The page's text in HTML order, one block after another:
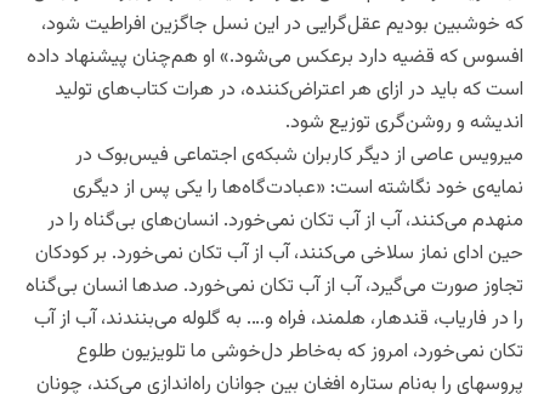
که خوشبین بودیم عقل‌گرایی در این نسل جاگزین افراطیت شود،
افسوس که قضیه دارد برعکس می‌شود.» او هم‌چنان پیشنهاد داده
است که باید در ازای هر اعتراض‌کننده‌، در هرات کتاب‌های تولید
اندیشه و روشن‌گری توزیع شود.
میرویس عاصی از دیگر کاربران شبکه‌‌ی اجتماعی فیس‌بوک در
نمایه‌ی خود نگاشته است: «عبادت‌گاه‌ها را یکی پس از دیگری
منهدم می‌کنند، آب از آب تکان نمی‌خورد. انسان‌های بی‌گناه را در
حین ادای نماز سلاخی می‌کنند، آب از آب تکان نمی‌خورد. بر کودکان
تجاوز صورت می‌گیرد، آب از آب تکان نمی‌خورد. صدها انسان بی‌گناه
را در فاریاب، قندهار، هلمند، فراه و…. به گلوله می‌بنندند، آب از آب
تکان نمی‌خورد، امروز که به‌خاطر دل‌خوشی ما تلویزیون طلوع
پروسه‎ای را به‌نام ستاره افغان بین جوانان راه‌اندازی می‌کند، چونان